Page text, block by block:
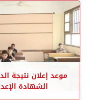
موعد إعلان نتيجة
الشهادة